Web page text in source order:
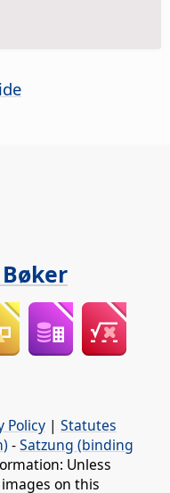
Policy | Statutes
-Satzung (binding
Unless
on this